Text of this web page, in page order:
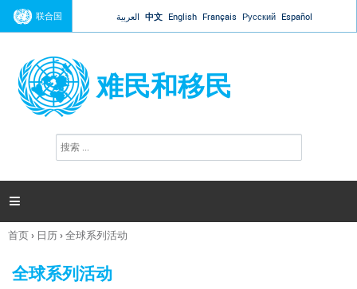
Jump to navigation
联合国 العربية 中文 English Français Русский Español
难民和移民
搜
索

你
这
首页› 日历›全球系列活动
全球系列活动